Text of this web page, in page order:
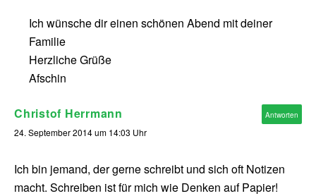
Ich wünsche dir einen schönen Abend mit deiner
Familie
Herzliche Grüße
Afschin
Christof Herrmann
24. September 2014 um 14:03 Uhr
Ich bin jemand, der gerne schreibt und sich oft Notizen
macht. Schreiben ist für mich wie Denken auf Papier!
Antworten